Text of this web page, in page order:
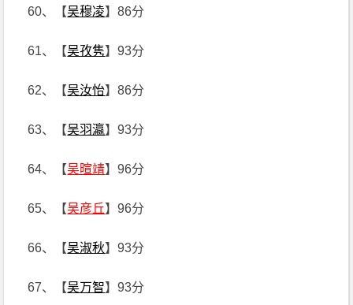
60、【吴穆凌】86分
61、【吴孜隽】93分
62、【吴汝怡】86分
63、【吴羽瀛】93分
64、【吴暄靖】96分
65、【吴彦丘】96分
66、【吴淑秋】93分
67、【吴万智】93分